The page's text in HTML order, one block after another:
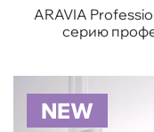
ARAVIA
серию
NEW